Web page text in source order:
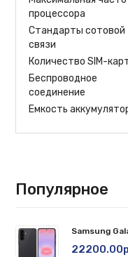
процессора
Стандарты сотовой
связи
Количество SIM-
Беспроводное
соединение
Емкость
Популярное
Samsung